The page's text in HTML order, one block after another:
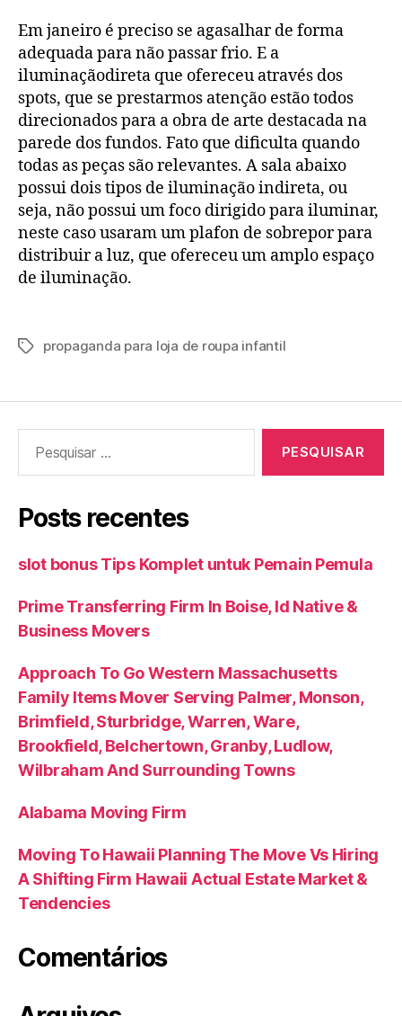
Em janeiro é preciso se agasalhar de forma
adequada para não passar frio. E a
iluminaçãodireta que ofereceu através dos
spots, que se prestarmos atenção estão todos
direcionados para a obra de arte destacada na
parede dos fundos. Fato que dificulta quando
todas as peças são relevantes. A sala abaixo
possui dois tipos de iluminação indireta, ou
seja, não possui um foco dirigido para iluminar,
neste caso usaram um plafon de sobrepor para
distribuir a luz, que ofereceu um amplo espaço
de iluminação.
Tagspropaganda para loja de roupa infantil
por:
Posts recentes
slot bonus Tips Komplet untuk Pemain Pemula
Prime Transferring Firm In Boise, Id Native &
Business Movers
Approach To Go Western Massachusetts
Family Items Mover Serving Palmer, Monson,
Brimfield, Sturbridge, Warren, Ware,
Brookfield, Belchertown, Granby, Ludlow,
Wilbraham And Surrounding Towns
Alabama Moving Firm
Moving To Hawaii Planning The Move Vs Hiring
A Shifting Firm Hawaii Actual Estate Market &
Tendencies
Comentários